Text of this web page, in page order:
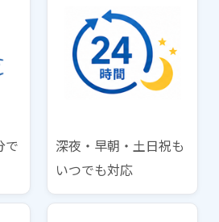
で
深夜・早朝・土日祝も
いつでも対応